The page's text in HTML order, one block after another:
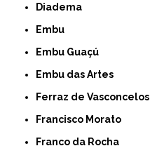
Diadema
Embu
Embu Guaçú
Embu das Artes
Ferraz de Vasconcelos
Francisco Morato
Franco da Rocha